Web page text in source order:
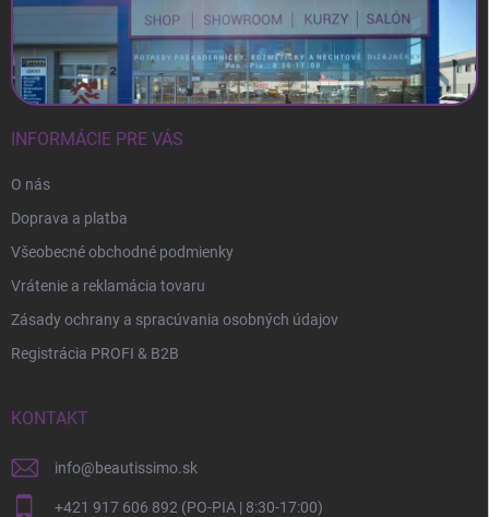
INFORMÁCIE PRE VÁS
O nás
Doprava a platba
Všeobecné obchodné podmienky
Vrátenie a reklamácia tovaru
Zásady ochrany a spracúvania osobných údajov
Registrácia PROFI & B2B
KONTAKT
info@beautissimo.sk
+421 917 606 892 (PO-PIA | 8:30-17:00)